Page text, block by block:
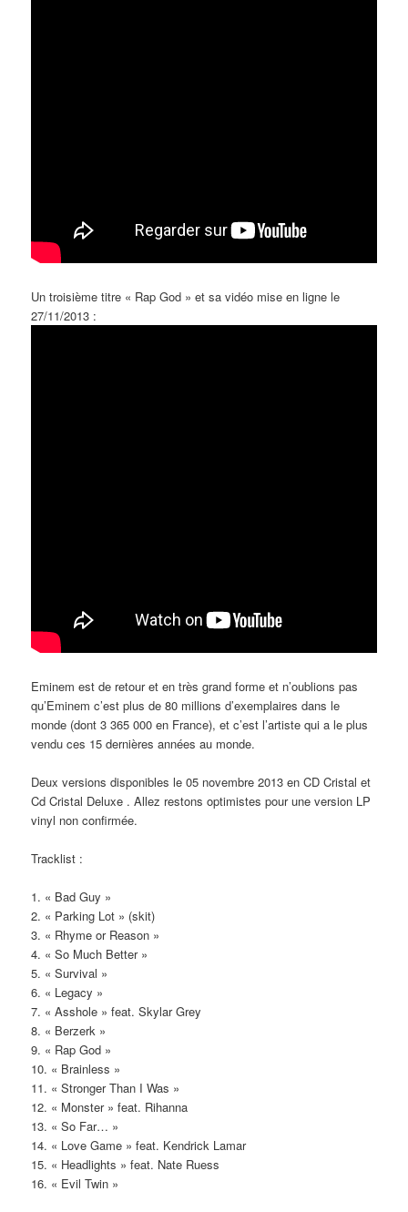
Un troisième titre « Rap God » et sa vidéo mise en ligne le
27/11/2013 :
Eminem est de retour et en très grand forme et n’oublions pas
qu’Eminem c’est plus de 80 millions d’exemplaires dans le
monde (dont 3 365 000 en France), et c’est l’artiste qui a le plus
vendu ces 15 dernières années au monde.
Deux versions disponibles le 05 novembre 2013 en CD Cristal et
Cd Cristal Deluxe . Allez restons optimistes pour une version LP
vinyl non confirmée.
Tracklist :
1. « Bad Guy »
2. « Parking Lot » (skit)
3. « Rhyme or Reason »
4. « So Much Better »
5. « Survival »
6. « Legacy »
7. « Asshole » feat. Skylar Grey
8. « Berzerk »
9. « Rap God »
10. « Brainless »
11. « Stronger Than I Was »
12. « Monster » feat. Rihanna
13. « So Far… »
14. « Love Game » feat. Kendrick Lamar
15. « Headlights » feat. Nate Ruess
16. « Evil Twin »